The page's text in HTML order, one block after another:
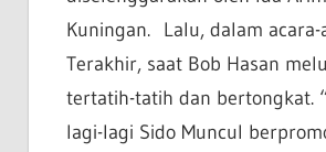
Kuningan. Lalu, dalam
Terakhir, saat Bob Hasan
tertatih-tatih dan bertongkat.
lagi-lagi Sido Muncul